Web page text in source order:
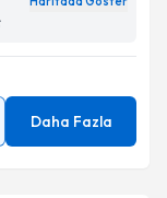
Daha Fazla